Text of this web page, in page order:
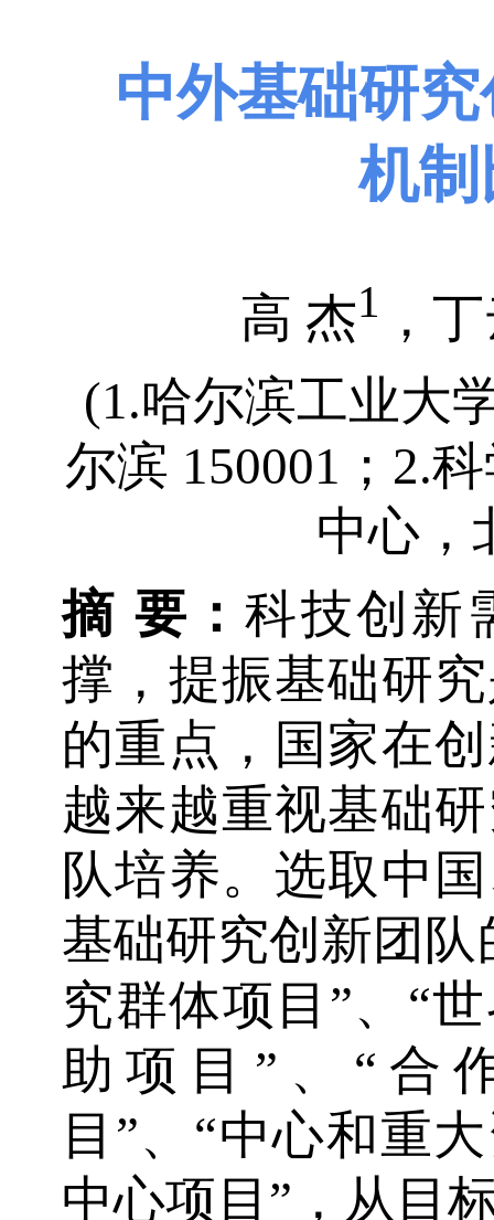
中外基础研
机
高 杰1 ，
(1.哈尔滨工业大
尔滨 150001；2.
中心，
摘 要：科技创新
撑，提振基础研
的重点，国家在
越来越重视基础
队培养。选取中
基础研究创新团
究群体项目”、“
助项目”、“合
目”、“中心和重
中心项目”，从目